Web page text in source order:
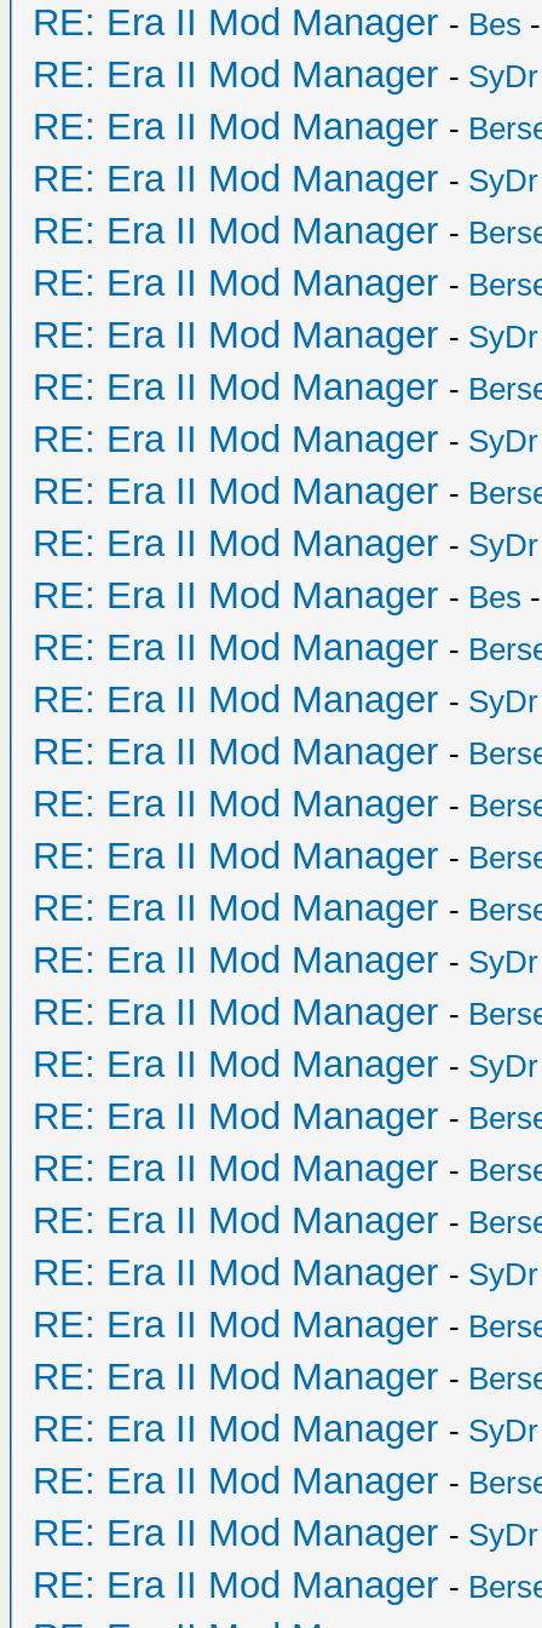
RE: Era II Mod Manager - Bes
RE: Era II Mod Manager - SyDr
RE: Era II Mod Manager -
RE: Era II Mod Manager - SyDr
RE: Era II Mod Manager -
RE: Era II Mod Manager -
RE: Era II Mod Manager - SyDr
RE: Era II Mod Manager -
RE: Era II Mod Manager - SyDr
RE: Era II Mod Manager -
RE: Era II Mod Manager - SyDr
RE: Era II Mod Manager - Bes
RE: Era II Mod Manager -
RE: Era II Mod Manager - SyDr
RE: Era II Mod Manager -
RE: Era II Mod Manager -
RE: Era II Mod Manager -
RE: Era II Mod Manager -
RE: Era II Mod Manager - SyDr
RE: Era II Mod Manager -
RE: Era II Mod Manager - SyDr
RE: Era II Mod Manager -
RE: Era II Mod Manager -
RE: Era II Mod Manager -
RE: Era II Mod Manager - SyDr
RE: Era II Mod Manager -
RE: Era II Mod Manager -
RE: Era II Mod Manager - SyDr
RE: Era II Mod Manager -
RE: Era II Mod Manager - SyDr
RE: Era II Mod Manager -